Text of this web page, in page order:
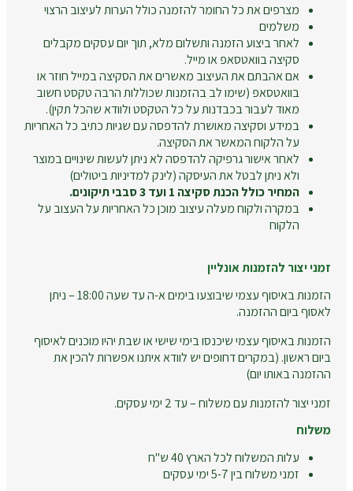
מצרפים את כל החומר להזמנה כולל הערות לעיצוב הרצוי
משלמים
לאחר ביצוע הזמנה ותשלום מלא, תוך יום עסקים מקבלים
סקיצה בוואטסאפ או מייל.
אם אהבתם את העיצוב מאשרים את הסקיצה במייל חוזר או
בוואטסאפ (שימו לב בהזמנות שכוללות הרבה טקסט חשוב
מאוד לעבור בכבדנות על כל הטקסט ולוודא שהכל תקין).
במידע וסקיצה מאושרת להדפסה עם שגיות כתיב כל האחריות
על הלקוח המאשר את הסקיצה.
לאחר אישור גרפיקה להדפסה לא ניתן לעשות שינויים במוצר
ולא ניתן לבטל את העיסקה (לינק למדיניות ביטולים)
המחיר כולל הכנת סקיצה 1 ועד 3 סבבי תיקונים.
במקרה ולקוח מעלה עיצוב מוכן כל האחריות על העצוב על
הלקוח
זמני יצור להזמנות אונליין
הזמנות באיסוף עצמי שיבוצעו בימים א-ה עד שעה 18:00 – ניתן
לאסוף ביום ההזמנה.
הזמנות באיסוף עצמי שיכנסו בימי שישי או שבת יהיו מוכנים לאיסוף
ביום ראשון. (במקרים דחופים יש לוודא איתנו אפשרות להכין את
ההזמנה באותו יום)
זמני יצור להזמנות עם משלוח – עד 2 ימי עסקים.
משלוח
עלות המשלוח לכל הארץ 40 ש"ח
זמני משלוח בין 5-7 ימי עסקים